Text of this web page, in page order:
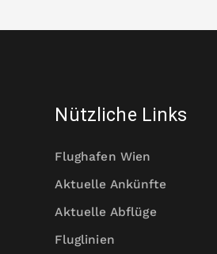
Nützliche Links
Flughafen Wien
Aktuelle Ankünfte
Aktuelle Abflüge
Fluglinien